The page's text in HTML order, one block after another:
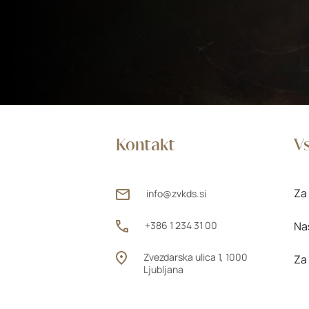
Kontakt
info@zvkds.si
+386 1 234 31 00
Zvezdarska ulica 1, 1000
Ljubljana